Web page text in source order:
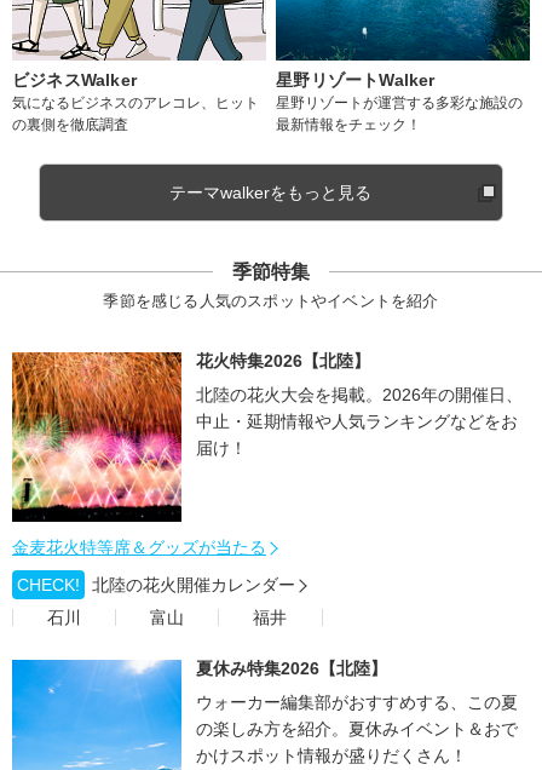
ビジネスWalker
気になるビジネスのアレコレ、ヒット
の裏側を徹底調査
星野リゾートWalker
星野リゾートが運営する多彩な施設の
最新情報をチェック！
テーマwalkerをもっと見る
季節特集
季節を感じる人気のスポットやイベントを紹介
花火特集2026【北陸】
北陸の花火大会を掲載。2026年の開催日、
中止・延期情報や人気ランキングなどをお
届け！
金麦花火特等席＆グッズが当たる
CHECK!
北陸の花火開催カレンダー
石川
富山 福井
夏休み特集2026【北陸】
ウォーカー編集部がおすすめする、この夏
の楽しみ方を紹介。夏休みイベント＆おで
かけスポット情報が盛りだくさん！